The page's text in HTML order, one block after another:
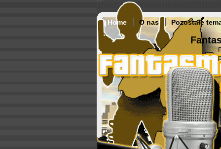
Home O nas Pozostałe